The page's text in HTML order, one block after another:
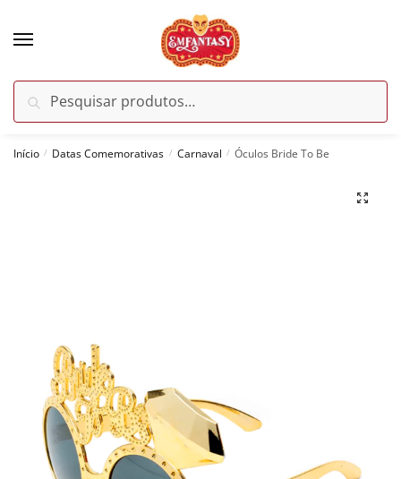
por:
Pesquisar
Início / Datas Comemorativas / Carnaval / Óculos Bride To Be